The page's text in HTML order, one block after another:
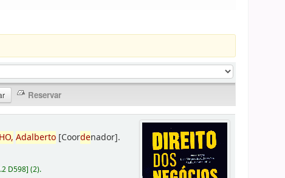
Adalberto [Coordenador].
D598](2).